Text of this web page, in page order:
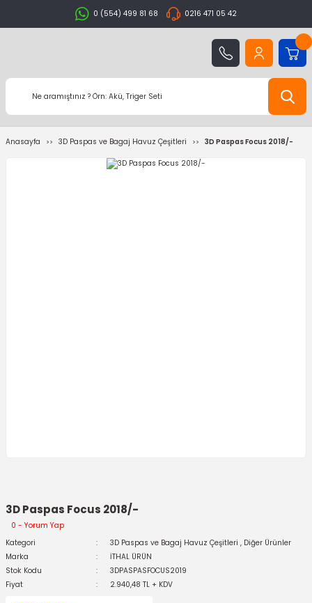
0 (554) 499 81 68 0216 471 05 42
Anasayfa 3D Paspas ve Bagaj Havuz Çeşitleri 3D Paspas Focus 2018/-
3D Paspas Focus 2018/-
0 - Yorum Yap
Kategori
3D Paspas ve Bagaj Havuz Çeşitleri , Diğer Ürünler
Marka
İTHAL ÜRÜN
Stok Kodu
3DPASPASFOCUS2019
Fiyat
2.940,48 TL + KDV